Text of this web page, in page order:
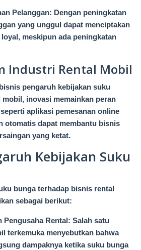
Pelanggan: Dengan peningkatan
yang unggul dapat menciptakan
meskipun ada peningkatan
Industri Rental Mobil
pengaruh kebijakan suku
inovasi memainkan peran
aplikasi pemesanan online
otomatis dapat membantu bisnis
yang ketat.
Kebijakan Suku
bunga terhadap bisnis rental
sebagai berikut:
Pengusaha Rental: Salah satu
terkemuka menyebutkan bahwa
dampaknya ketika suku bunga